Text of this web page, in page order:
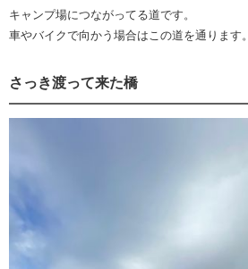
キャンプ場につながってる道です。
車やバイクで向かう場合はこの道を通ります。
さっき渡って来た橋